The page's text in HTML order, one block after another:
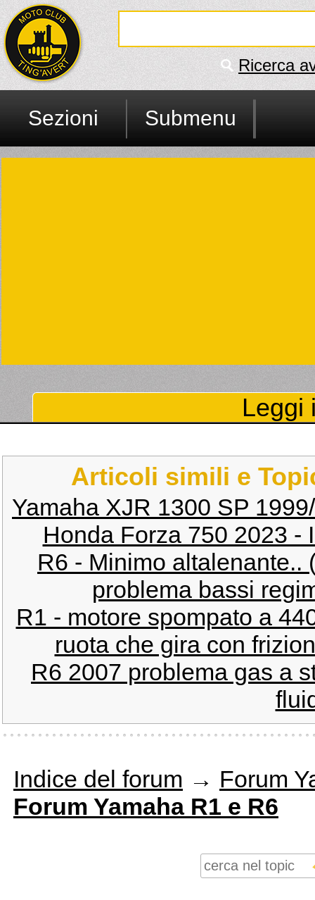
Ricerca
Sezioni Submenu
Leggi
Articoli simili e
Yamaha XJR 1300 SP
Honda Forza 750 2023 -
R6 - Minimo altalenante..
problema bassi
R1 - motore spompato a
ruota che gira con
R6 2007 problema gas a
Indice del forum → Forum
Forum Yamaha R1 e R6